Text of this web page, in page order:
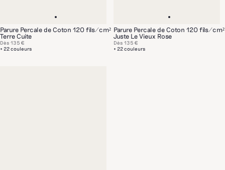
Parure Percale de Coton 120 fils/cm²
Terre Cuite
+ 22 couleurs
Dès 135 €
Parure Percale de Coton 120 fils/cm²
Juste Le Vieux Rose
+ 22 couleurs
Dès 135 €